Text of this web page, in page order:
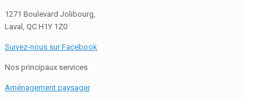
1271 Boulevard Jolibourg,
Laval, QC H1Y 1Z0
Suivez-nous sur Facebook
Nos principaux services
Aménagement paysager